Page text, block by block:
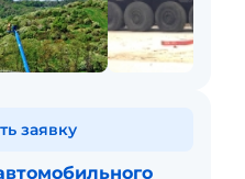
заявку